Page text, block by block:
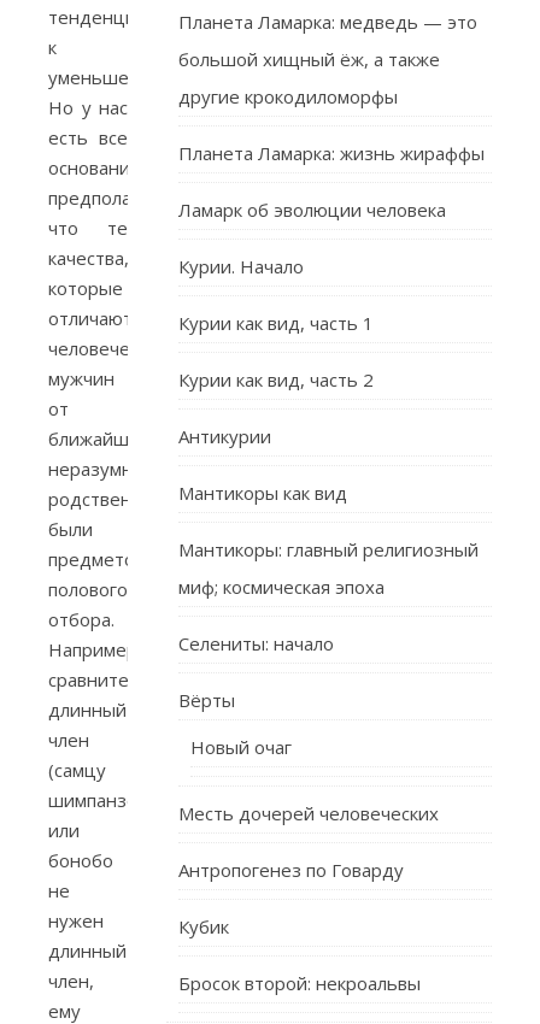
тенденцию
к
уменьшению).
Но у нас
есть все
основания
предполагать,
что те
качества,
которые
отличают
человеческих
мужчин
от
ближайших
неразумных
родственников,
были
предметом
полового
отбора.
Например,
сравнительно
длинный
член
(самцу
шимпанзе
или
бонобо
не
нужен
длинный
член,
ему
Планета Ламарка: медведь — это
большой хищный ёж, а также
другие крокодиломорфы
Планета Ламарка: жизнь жираффы
Ламарк об эволюции человека
Курии. Начало
Курии как вид, часть 1
Курии как вид, часть 2
Антикурии
Мантикоры как вид
Мантикоры: главный религиозный
миф; космическая эпоха
Селениты: начало
Вёрты
Новый очаг
Месть дочерей человеческих
Антропогенез по Говарду
Кубик
Бросок второй: некроальвы